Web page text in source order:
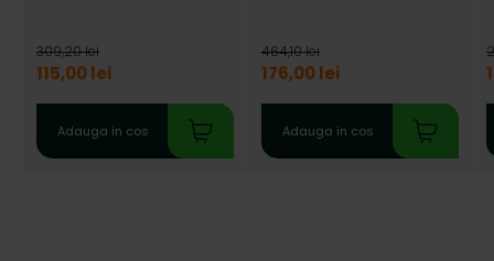
115,00 lei
309,20 lei
Adauga in cos
176,00 lei
464,10 lei
Adauga in cos